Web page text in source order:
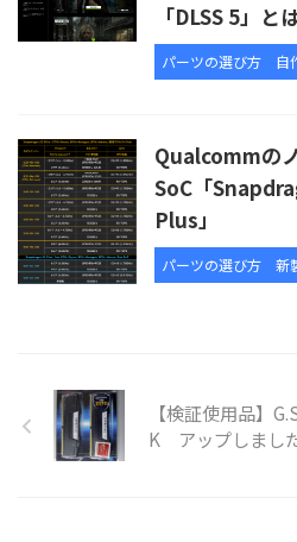
「DLSS 5」と
パーツの選び方 自
Qualcommの
SoC「
Plus」
パーツの選び方 新
【検証使用品】
K アップしまし